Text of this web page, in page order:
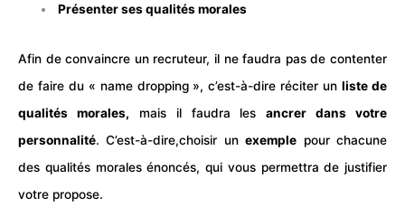
Présenter ses qualités morales
Afin de convaincre un recruteur, il ne faudra pas de contenter
de faire du « name dropping », c’est-à-dire réciter unliste de
qualités morales, mais il faudra lesancrer dans votre
personnalité. C’est-à-dire,choisir unexemple pour chacune
des qualités morales énoncés, qui vous permettra de justifier
votre propose.